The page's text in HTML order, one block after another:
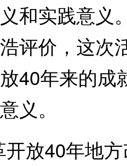
和实践意义
评价，这次
40年来的成
义。
放40年地方